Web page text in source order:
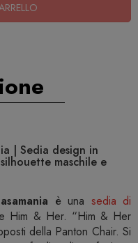
| Sedia design in
maschile e
è una sedia di
Him & Her. “Him & Her
della Panton Chair. Si